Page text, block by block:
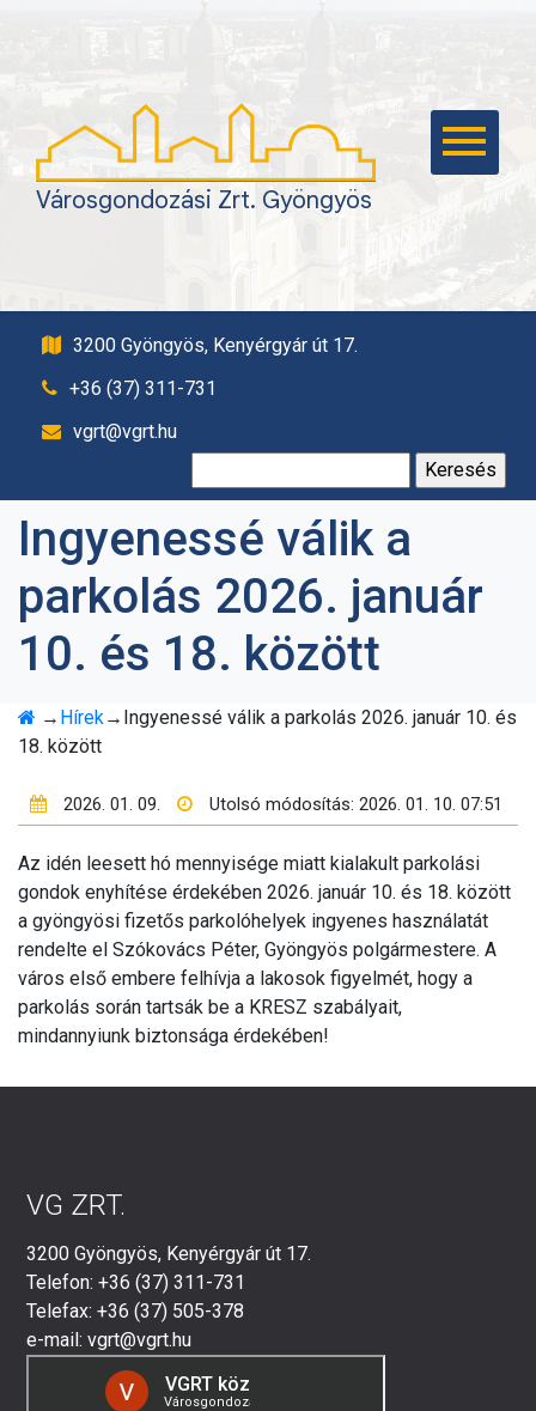
Városgondozási Zrt. Gyöngyös
KAPCSOLAT
VAGYONGAZDÁLKODÁS
TEMETKEZÉS,
TEMETŐFENNTARTÁS
KÖZPONT
EBRENDÉSZET
TÁVHŐSZOLGÁLTATÁS
BELSŐ VISSZAÉLÉS-
BEJELENTÉSI
RENDSZER
GYÖNGYÖSI
ÁLLATMENTŐ
ÁLTALÁNOS
KÖTELEZETTSÉG
PÁLYÁZATOK
GYÖNGYÖS POSTA
PARTNER
3200 Gyöngyös, Kenyérgyár út 17.
+36 (37) 311-731
vgrt@vgrt.hu
Ingyenessé válik a
parkolás 2026. január
10. és 18. között
→ Hírek→ Ingyenessé válik a parkolás 2026. január 10. és
18. között
2026. 01. 09. Utolsó módosítás: 2026. 01. 10. 07:51
Az idén leesett hó mennyisége miatt kialakult parkolási
gondok enyhítése érdekében 2026. január 10. és 18. között
a gyöngyösi fizetős parkolóhelyek ingyenes használatát
rendelte el Szókovács Péter, Gyöngyös polgármestere. A
város első embere felhívja a lakosok figyelmét, hogy a
parkolás során tartsák be a KRESZ szabályait,
mindannyiunk biztonsága érdekében!
VG ZRT.
3200 Gyöngyös, Kenyérgyár út 17.
Telefon: +36 (37) 311-731
Telefax: +36 (37) 505-378
e-mail: vgrt@vgrt.hu